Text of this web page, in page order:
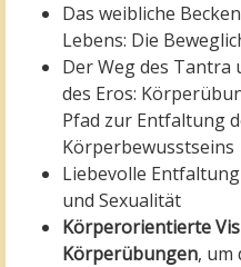
Das weibliche
Lebens: Die
Der Weg des Tantra
des Eros:
Pfad zur Entfaltung
Körperbewusstseins
Liebevolle
und Sexualität
Körperorientierte
Körperübungen, um